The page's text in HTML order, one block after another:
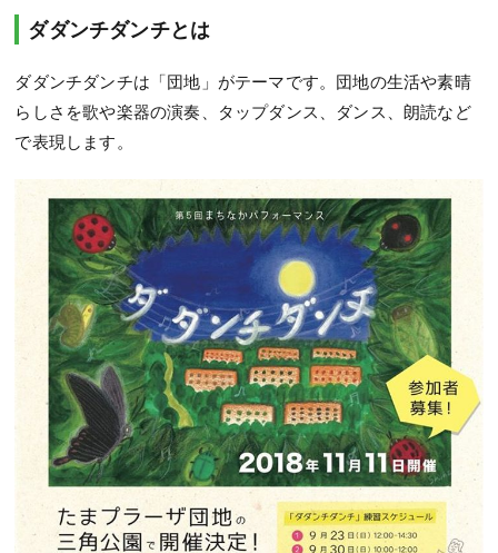
ダダンチダンチとは
ダダンチダンチは「団地」がテーマです。団地の生活や素晴
らしさを歌や楽器の演奏、タップダンス、ダンス、朗読など
で表現します。